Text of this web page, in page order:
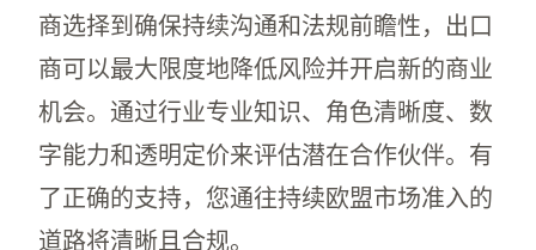
商选择到确保持续沟通和法规前瞻性，出口
商可以最大限度地降低风险并开启新的商业
机会。通过行业专业知识、角色清晰度、数
字能力和透明定价来评估潜在合作伙伴。有
了正确的支持，您通往持续欧盟市场准入的
道路将清晰且合规。